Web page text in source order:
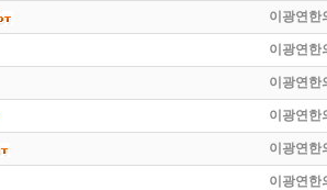
이광연한
이광연한
이광연한
이광연한
이광연한
이광연한